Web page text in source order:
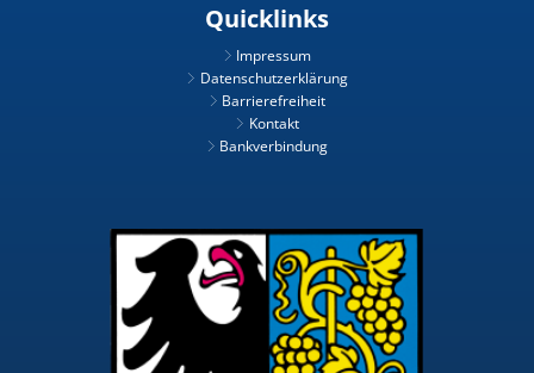
Quicklinks
Impressum
Datenschutzerklärung
Barrierefreiheit
Kontakt
Bankverbindung